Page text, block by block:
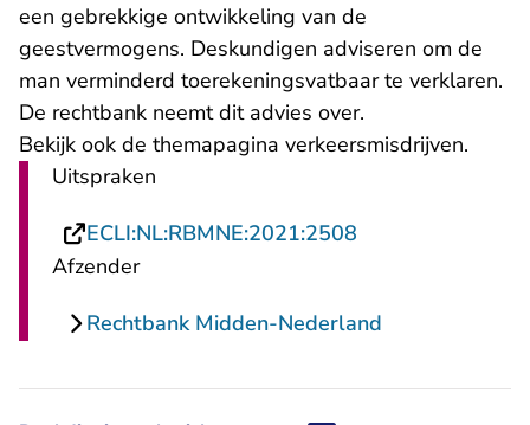
een gebrekkige ontwikkeling van de
geestvermogens. Deskundigen adviseren om de
man verminderd toerekeningsvatbaar te verklaren.
De rechtbank neemt dit advies over.
Bekijk ook de themapagina verkeersmisdrijven.
Uitspraken
ECLI:NL:RBMNE:2021:2508
Afzender
Rechtbank Midden-Nederland